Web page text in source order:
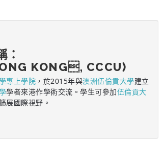
：
KONG, CCCU)
專上學院 ，於2015年與澳洲伍倫貢大學建立
學者來港作學術交流。學生可參加伍倫貢大
展國際視野。